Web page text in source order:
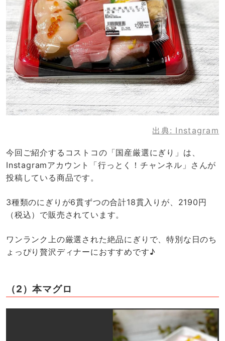
出典: Instagram
今回ご紹介するコストコの「国産厳選にぎり」は、
Instagramアカウント「行っとく！チャンネル」さんが
投稿している商品です。
3種類のにぎりが6貫ずつの合計18貫入りが、2190円
（税込）で販売されています。
ワンランク上の厳選された絶品にぎりで、特別な日のち
ょっぴり贅沢ディナーにおすすめです♪
（2）本マグロ